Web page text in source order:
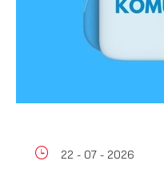
22 - 07 - 2026